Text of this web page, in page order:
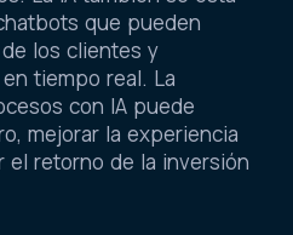
que pueden
los clientes y
tiempo real. La
con IA puede
mejorar la experiencia
el retorno de la inversión